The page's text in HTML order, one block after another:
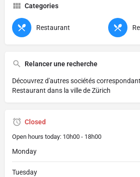
Categories
Restaurant
Relancer une recherche
Découvrez d'autres sociétés
Restaurant dans la ville de Zürich
Closed
Open hours today: 10h00 - 18h00
Monday
Tuesday